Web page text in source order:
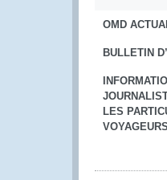
OMD
BULLETIN
LES
VOYAGEURS